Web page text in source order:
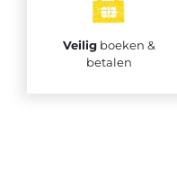
Veiligboeken &
betalen